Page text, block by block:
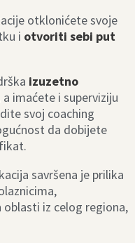
otklonićete svoje
i otvoriti sebi put
izuzetno
a imaćete i superviziju
svoj coaching
da dobijete
savršena je prilika
iz celog regiona,